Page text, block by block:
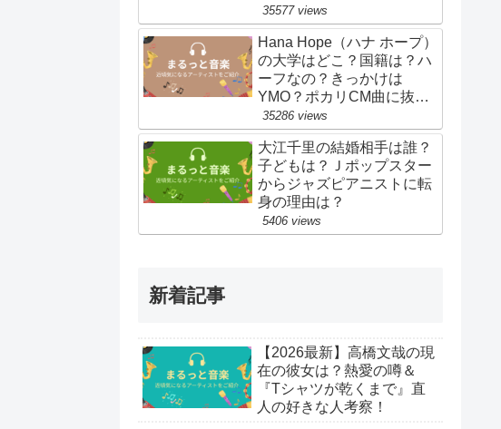
35577 views
Hana Hope（ハナ ホープ）
の大学はどこ？国籍は？ハ
ーフなの？きっかけは
YMO？ポカリCM曲に抜
擢！
35286 views
大江千里の結婚相手は誰？
子どもは？Ｊポップスター
からジャズピアニストに転
身の理由は？
5406 views
新着記事
【2026最新】高橋文哉の現
在の彼女は？熱愛の噂＆
『Tシャツが乾くまで』直
人の好きな人考察！